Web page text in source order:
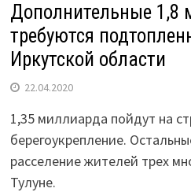
Дополнительные 1,8
требуются
Иркутской области
22.04.2020
1,35 миллиарда пойдут на
берегоукрепление.
расселение жителей трех
Тулуне.